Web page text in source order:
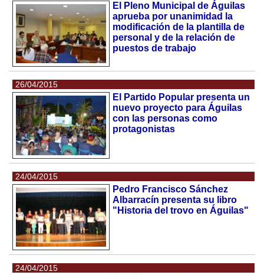
El Pleno Municipal de Águilas
aprueba por unanimidad la
modificación de la plantilla de
personal y de la relación de
puestos de trabajo
26/04/2015
El Partido Popular presenta un
nuevo proyecto para Águilas
con las personas como
protagonistas
24/04/2015
Pedro Francisco Sánchez
Albarracín presenta su libro
"Historia del trovo en Águilas"
24/04/2015